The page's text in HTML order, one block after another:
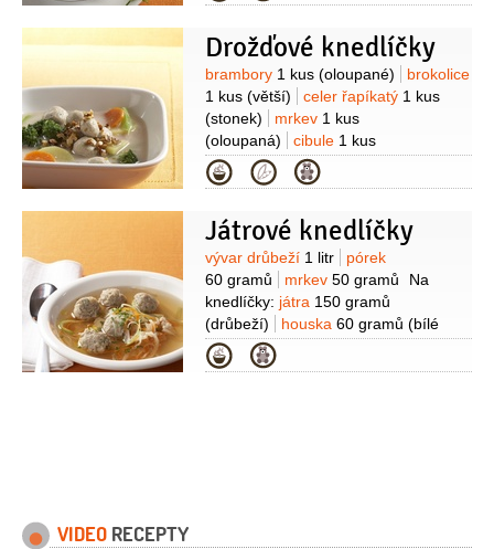
(bílé pečivo)
smetana na šlehání
1/2
decilitru
citronová kůra
1 špetka
smetana zakysaná
0,8 decilitru
pepř (mletý)
Drožďové knedlíčky
Suroviny
brambory 1 kus (oloupané)
brokolice
1 kus (větší) celer řapíkatý 1 kus
(stonek)
mrkev 1 kus
(oloupaná)
cibule 1 kus
(menší)
mouka pšeničná hladká
30 gramů
olej0,2 decilitru
ořechy
knedlíčky: houska120 gramů
pečivo)
vejce1 kus
mléko
3 lžíce
máslo 30 gramů
droždí
60 gramů
česnek1 stroužek
černý
1 špetka (mletý)
Kategorie
Játrové knedlíčky
Suroviny
vývar drůbeží 1 litr
pórek
60 gramů
mrkev 50 gramů
Na
knedlíčky: játra 150 gramů
(drůbeží)
houska 60 gramů (bílé
pečivo)
vejce
pšeničná polohrubá30 gramů
máslo
Kategorie
VIDEO RECEPTY